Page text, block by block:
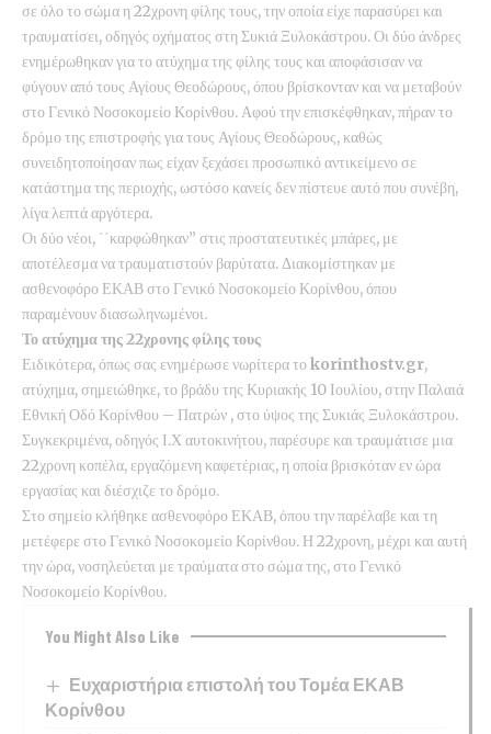
σε όλο το σώμαη 22χρονη φίλης τους, την οποία είχε παρασύρει και
τραυματίσει, οδηγός οχήματος στη Συκιά Ξυλοκάστρου.Οι δύο άνδρες
ενημέρωθηκαν για το ατύχημα της φίλης τους και αποφάσισαν να
φύγουν από τους Αγίους Θεοδώρους, όπου βρίσκονταν και να μεταβούν
στο Γενικό Νοσοκομείο Κορίνθου. Αφού την επισκέφθηκαν, πήραν το
δρόμο της επιστροφής για τους Αγίους Θεοδώρους, καθώς
συνειδητοποίησαν πως είχαν ξεχάσει προσωπικό αντικείμενο σε
κατάστημα της περιοχής, ωστόσο κανείς δεν πίστευε αυτό που συνέβη,
λίγα λεπτά αργότερα.
Οι δύο νέοι, ΄΄καρφώθηκαν” στις προστατευτικές μπάρες, με
αποτέλεσμα να τραυματιστούν βαρύτατα. Διακομίστηκαν με
ασθενοφόρο ΕΚΑΒ στο Γενικό Νοσοκομείο Κορίνθου, όπου
παραμένουν διασωληνωμένοι.
Το ατύχημα της 22χρονης φίλης τους
Ειδικότερα, όπως σας ενημέρωσε νωρίτερα τοkorinthostv.gr,
ατύχημα, σημειώθηκε, το βράδυ της Κυριακής 10 Ιουλίου, στην Παλαιά
Εθνική Οδό Κορίνθου – Πατρών , στο ύψος της Συκιάς Ξυλοκάστρου.
Συγκεκριμένα, οδηγός Ι.Χ αυτοκινήτου, παρέσυρε και τραυμάτισε μια
22χρονη κοπέλα, εργαζόμενη καφετέριας, η οποία βρισκόταν εν ώρα
εργασίας και διέσχιζε το δρόμο.
Στο σημείο κλήθηκε ασθενοφόρο ΕΚΑΒ, όπου την παρέλαβε και τη
μετέφερε στο Γενικό Νοσοκομείο Κορίνθου. Η 22χρονη, μέχρι και αυτή
την ώρα, νοσηλεύεται με τραύματα στο σώμα της, στο Γενικό
Νοσοκομείο Κορίνθου.
You Might Also Like
Ευχαριστήρια επιστολή του Τομέα ΕΚΑΒ
Κορίνθου